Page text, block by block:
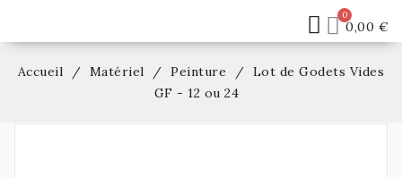
0,00 €
Accueil Matériel Peinture
Lot de Godets Vides
GF - 12 ou 24